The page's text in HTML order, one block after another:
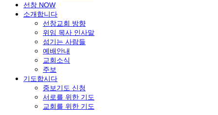
선창 NOW
소개합니다
선창교회 방향
위임 목사 인사말
섬기는 사람들
예배안내
교회소식
주보
기도합시다
중보기도 신청
서로를 위한 기도
교회를 위한 기도